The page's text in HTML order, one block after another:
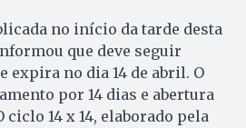
no início da tarde desta
que deve seguir
expira no dia 14 de abril. O
por 14 dias e abertura
14 x 14, elaborado pela